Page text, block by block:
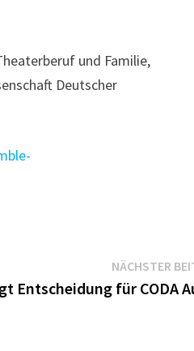
und Familie,
Deutscher
NÄCHSTER
Entscheidung für CODA